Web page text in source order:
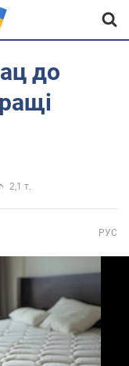
до
2,1 т.
РУС